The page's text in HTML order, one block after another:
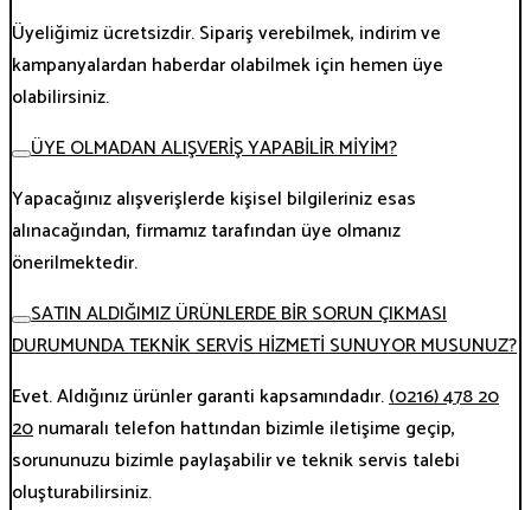
Üyeliğimiz ücretsizdir. Sipariş verebilmek, indirim ve
kampanyalardan haberdar olabilmek için hemen üye
olabilirsiniz.
ÜYE OLMADAN ALIŞVERİŞ YAPABİLİR MİYİM?
Yapacağınız alışverişlerde kişisel bilgileriniz esas
alınacağından, firmamız tarafından üye olmanız
önerilmektedir.
SATIN ALDIĞIMIZ ÜRÜNLERDE BİR SORUN ÇIKMASI
DURUMUNDA TEKNİK SERVİS HİZMETİ SUNUYOR MUSUNUZ?
Evet. Aldığınız ürünler garanti kapsamındadır.(0216) 478 20
20numaralı telefon hattından bizimle iletişime geçip,
sorununuzu bizimle paylaşabilir ve teknik servis talebi
oluşturabilirsiniz.